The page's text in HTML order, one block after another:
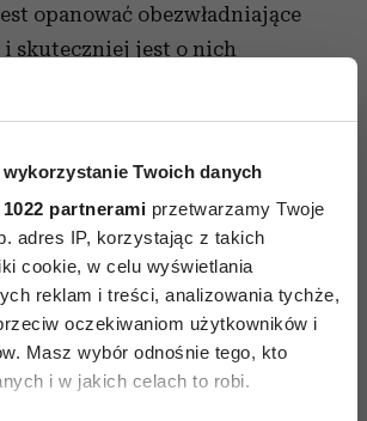
Twoich danych
partnerami przetwarzamy Twoje
adres IP, korzystając z takich
cookie, w celu wyświetlania
reklam i treści, analizowania tychże,
oczekiwaniom użytkowników i
Masz wybór odnośnie tego, kto
i w jakich celach to robi.
opanować obezwładniające
skuteczniej jest o nich
bardziej zjednuje ludzi.
byłoby oznajmić po prostu:
z wami tak, by udało się nam
nowe rozwiązania i poprawić
pracy. Nie ukrywam, że
jak każdy,
nowego zespołu. Chciałabym,
poznali. Ja zajmuję się
ich koordynacją